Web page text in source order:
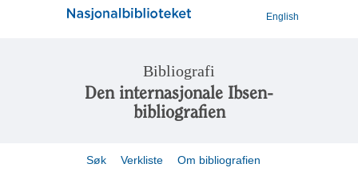
English
Bibliografi
Den internasjonale Ibsen-
bibliografien
Søk Verkliste Om bibliografien